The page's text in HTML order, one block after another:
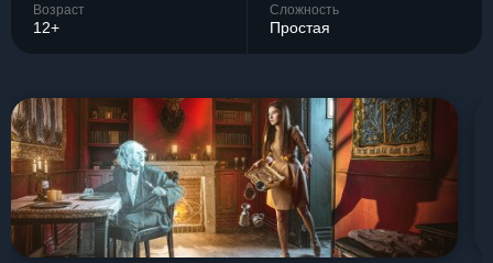
Возраст
12+
Сложность
Простая